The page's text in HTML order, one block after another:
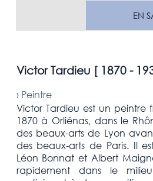
Victor Tardieu [ 1870 -
› Peintre
Victor Tardieu est un peintre
1870 à Orliénas, dans le
des beaux-arts de Lyon
des beaux-arts de Paris. Il
Léon Bonnat et Albert
rapidement dans le